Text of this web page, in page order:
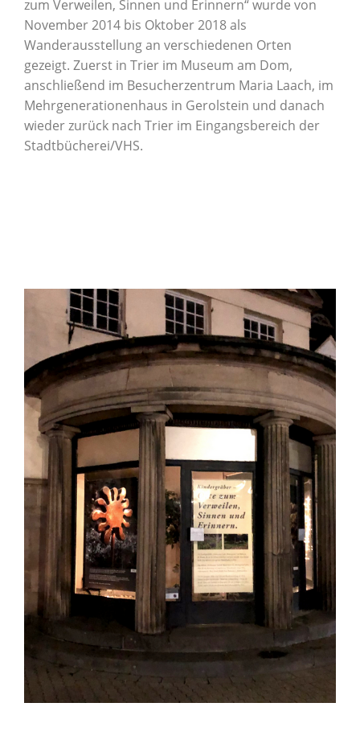
zum Verweilen, Sinnen und Erinnern“ wurde von
November 2014 bis Oktober 2018 als
Wanderausstellung an verschiedenen Orten
gezeigt. Zuerst in Trier im Museum am Dom,
anschließend im Besucherzentrum Maria Laach, im
Mehrgenerationenhaus in Gerolstein und danach
wieder zurück nach Trier im Eingangsbereich der
Stadtbücherei/VHS.